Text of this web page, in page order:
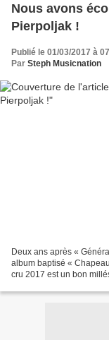
Nous avons
Pierpoljak !
Publié le 01/03/2017 à
Par Steph Musicnation
Deux ans après «
album baptisé «
cru 2017 est un bon